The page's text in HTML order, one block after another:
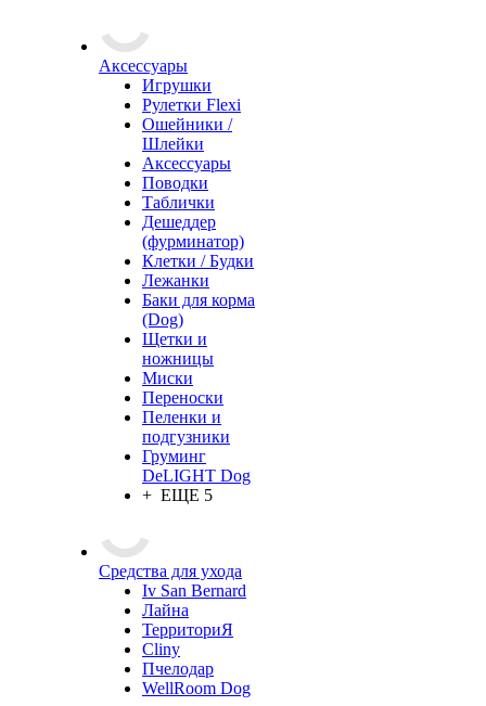
Аксессуары
Игрушки
Рулетки Flexi
Ошейники /
Шлейки
Аксессуары
Поводки
Таблички
Дешеддер
(фурминатор)
Клетки / Будки
Лежанки
Баки для корма
(Dog)
Щетки и
ножницы
Миски
Переноски
Пеленки и
подгузники
Груминг
DeLIGHT Dog
+ ЕЩЕ 5
Средства для ухода
Iv San Bernard
Лайна
ТерриториЯ
Cliny
Пчелодар
WellRoom Dog